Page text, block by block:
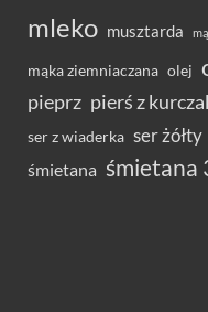
mleko musztarda
mąka ziemniaczana olej
pieprz pierś z
ser z wiaderka ser żółty
śmietana śmietana